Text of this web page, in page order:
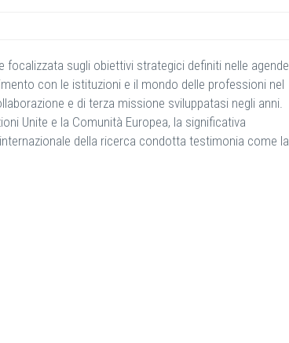
sugli obiettivi strategici definiti nelle agende
con le istituzioni e il mondo delle professioni nel
e di terza missione sviluppatasi negli anni.
Unite e la Comunità Europea, la significativa
della ricerca condotta testimonia come la